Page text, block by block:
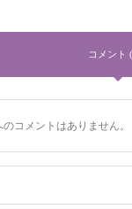
コメント
のコメントはありません。